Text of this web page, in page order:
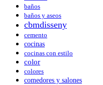
baños
baños y aseos
cbmdisseny
cemento
cocinas
cocinas con estilo
color
colores
comedores y salones